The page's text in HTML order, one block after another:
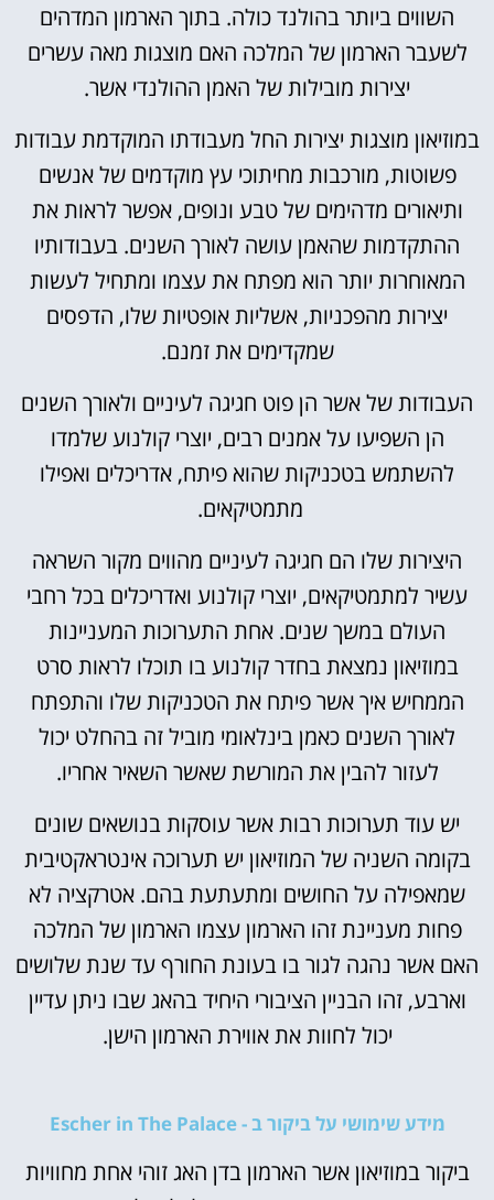
השווים ביותר בהולנד כולה. בתוך הארמון המדהים
לשעבר הארמון של המלכה האם מוצגות מאה עשרים
יצירות מובילות של האמן ההולנדי אשר.
במוזיאון מוצגות יצירות החל מעבודתו המוקדמת עבודות
פשוטות, מורכבות מחיתוכי עץ מוקדמים של אנשים
ותיאורים מדהימים של טבע ונופים, אפשר לראות את
ההתקדמות שהאמן עושה לאורך השנים. בעבודותיו
המאוחרות יותר הוא מפתח את עצמו ומתחיל לעשות
יצירות מהפכניות, אשליות אופטיות שלו, הדפסים
שמקדימים את זמנם.
העבודות של אשר הן פוט חגיגה לעיניים ולאורך השנים
הן השפיעו על אמנים רבים, יוצרי קולנוע שלמדו
להשתמש בטכניקות שהוא פיתח, אדריכלים ואפילו
מתמטיקאים.
היצירות שלו הם חגיגה לעיניים מהווים מקור השראה
עשיר למתמטיקאים, יוצרי קולנוע ואדריכלים בכל רחבי
העולם במשך שנים. אחת התערוכות המעניינות
במוזיאון נמצאת בחדר קולנוע בו תוכלו לראות סרט
הממחיש איך אשר פיתח את הטכניקות שלו והתפתח
לאורך השנים כאמן בינלאומי מוביל זה בהחלט יכול
לעזור להבין את המורשת שאשר השאיר אחריו.
יש עוד תערוכות רבות אשר עוסקות בנושאים שונים
בקומה השניה של המוזיאון יש תערוכה אינטראקטיבית
שמאפילה על החושים ומתעתעת בהם. אטרקציה לא
פחות מעניינת זהו הארמון עצמו הארמון של המלכה
האם אשר נהגה לגור בו בעונת החורף עד שנת שלושים
וארבע, זהו הבניין הציבורי היחיד בהאג שבו ניתן עדיין
יכול לחוות את אווירת הארמון הישן.
מידע שימושי על ביקור ב - Escher in The Palace
ביקור במוזיאון אשר הארמון בדן האג זוהי אחת מחוויות